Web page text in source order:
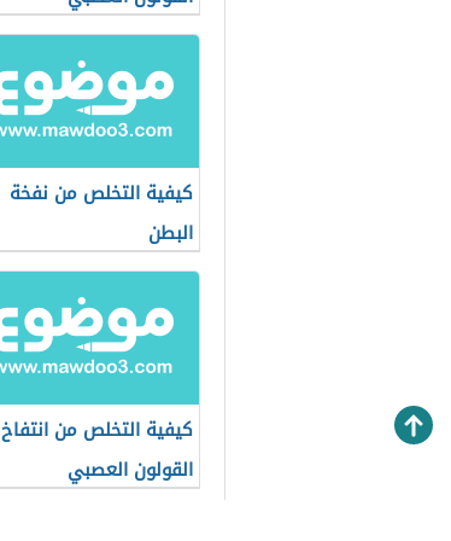
كيفية التخلص من نفخة
البطن
كيفية التخلص من انتفاخ
القولون العصبي